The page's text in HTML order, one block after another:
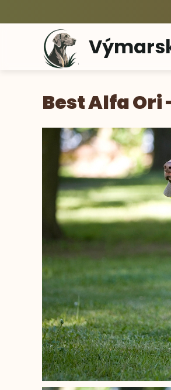
Best Alfa Ori